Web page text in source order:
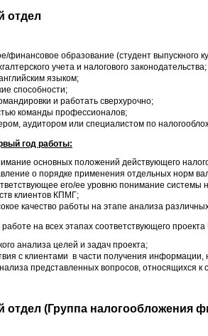
отдел
финансовое образование (студент выпускного
учета и налогового законодательства;
языком;
способности;
и работать сверхурочно;
команды профессионалов;
аудитором или специалистом по
год работы:
основных положений действующего
о порядке применения отдельных норм
его/ее уровню понимание системы
клиентов КПМГ;
качество работы на этапе анализа
на всех этапах соответствующего
анализа целей и задач проекта;
с клиентами в части получения
представленных вопросов, относящихся
отдел (Группа налогообложения